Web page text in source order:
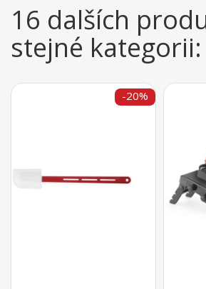
16 dalších
stejné kategorii:
-20%